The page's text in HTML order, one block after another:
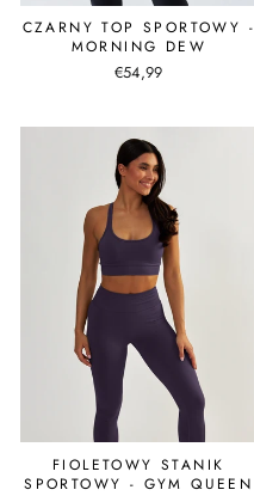
CZARNY TOP SPORTOWY -
MORNING DEW
€54,99
FIOLETOWY STANIK
SPORTOWY - GYM QUEEN